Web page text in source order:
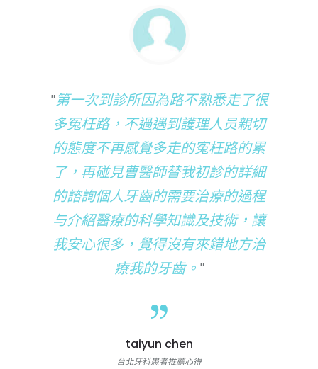
第一次到診所因為路不熟悉走了很
多冤枉路，不過遇到護理人员親切
的態度不再感覺多走的寃枉路的累
了，再碰見曹醫師替我初診的詳細
的諮詢個人牙齒的需要治療的過程
与介紹醫療的科學知識及技術，讓
我安心很多，覺得沒有來錯地方治
療我的牙齒。
taiyun chen
台北牙科患者推薦心得